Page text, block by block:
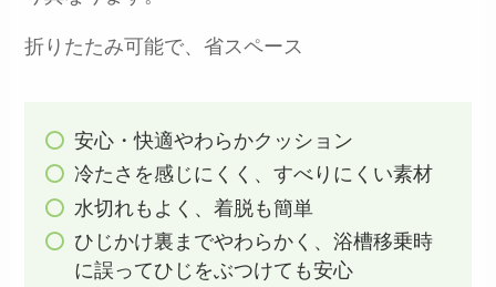
折りたたみ可能で、省スペース
安心・快適やわらかクッション
冷たさを感じにくく、すべりにくい素材
水切れもよく、着脱も簡単
ひじかけ裏までやわらかく、浴槽移乗時
に誤ってひじをぶつけても安心